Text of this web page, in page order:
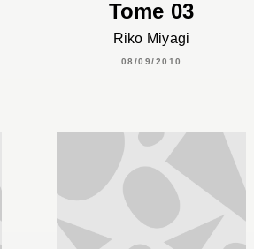
Tome 03
Riko Miyagi
08/09/2010